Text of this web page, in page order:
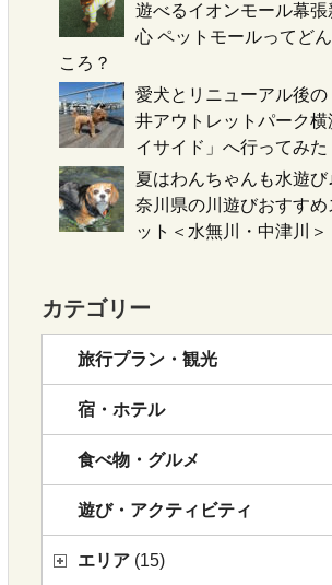
遊べるイオンモール幕張
心 ペットモールってど
ころ？
愛犬とリニューアル後の
井アウトレットパーク横
イサイド」へ行ってみた
夏はわんちゃんも水遊び
奈川県の川遊びおすすめ
ット＜水無川・中津川＞
カテゴリー
旅行プラン・観光
宿・ホテル
食べ物・グルメ
遊び・アクティビティ
エリア (15)